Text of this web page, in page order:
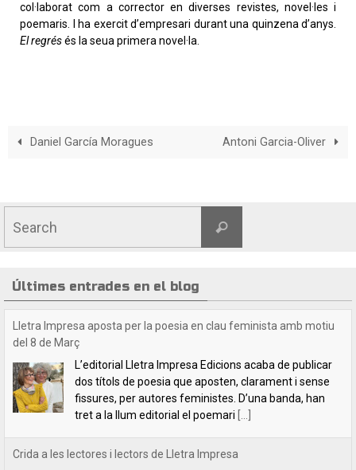
col·laborat com a corrector en diverses revistes, novel·les i
poemaris. I ha exercit d’empresari durant una quinzena d’anys.
El regrésés la seua primera novel·la.
Daniel García Moragues Antoni Garcia-Oliver
Últimes entrades en el blog
Crida a les lectores i lectors de Lletra Impresa
Estimades lectores / estimats lectors,Volem felicitar-
vos les festes nadalenques i desitjar-vos un any 2025
ple de lectures i de coneixences. Esperem que l’any
vinent ens proveirà de coses positives. Estem [...]
Indilletres, una cita indefugible
Aquest cap de setmana hem estat a la Bisbal